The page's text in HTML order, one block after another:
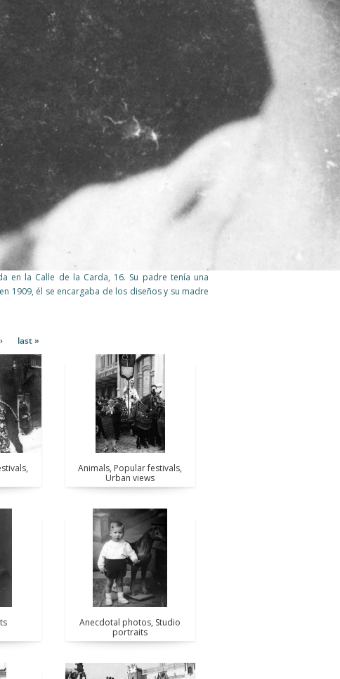
en la Calle de la Carda, 16. Su padre tenía una
1909, él se encargaba de los diseños y su madre
last »
Animals, Popular festivals,
Urban views
Anecdotal photos, Studio
portraits